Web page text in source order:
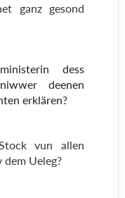
ganz gesond
dess
deenen
erklären?
vun allen
Ueleg?